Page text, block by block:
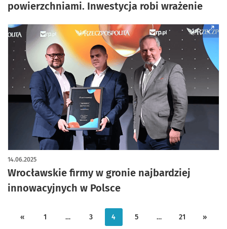
powierzchniami. Inwestycja robi wrażenie
Wrocławskie firmy w gronie najbardziej
innowacyjnych w Polsce
14.06.2025
« 1 … 3 4 5 … 21 »